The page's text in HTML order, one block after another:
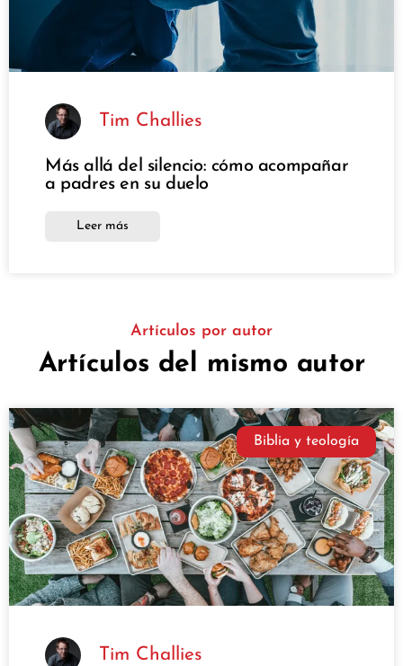
Tim Challies
Más allá del silencio: cómo acompañar
a padres en su duelo
Leer más
Artículos por autor
Artículos del mismo autor
Biblia y teología
Tim Challies